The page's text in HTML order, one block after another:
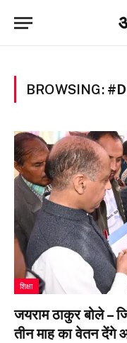
BROWSING:
शिक्षा
जयराम ठाकुर बोले –
तीन माह का वेतन देंगे